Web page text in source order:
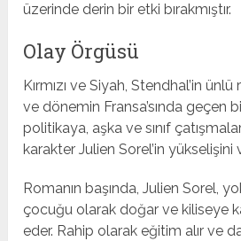
üzerinde derin bir etki bırakmıştır.
Olay Örgüsü
Kırmızı ve Siyah, Stendhal’in
ve dönemin Fransa’sında geçen
politikaya, aşka ve sınıf
karakter Julien Sorel’in yükselişini
Romanın başında, Julien Sorel,
çocuğu olarak doğar ve kiliseye
eder. Rahip olarak eğitim alır ve